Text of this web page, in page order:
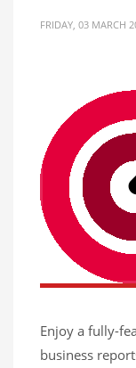
FRIDAY, 03 MARCH
Enjoy a fully-
business